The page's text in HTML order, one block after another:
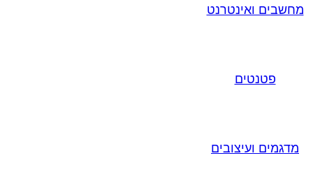
מחשבים ואינטרנט
פטנטים
מדגמים ועיצובים